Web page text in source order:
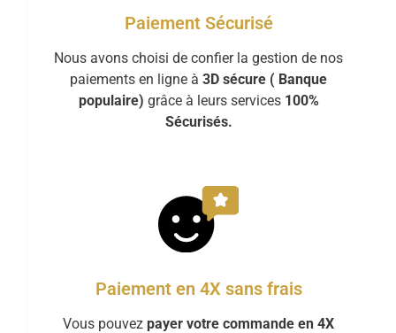
Paiement Sécurisé
Nous avons choisi de confier la gestion de nos
paiements en ligne à 3D sécure ( Banque
populaire) grâce à leurs services 100%
Sécurisés.
Paiement en 4X sans frais
Vous pouvez payer votre commande en 4X